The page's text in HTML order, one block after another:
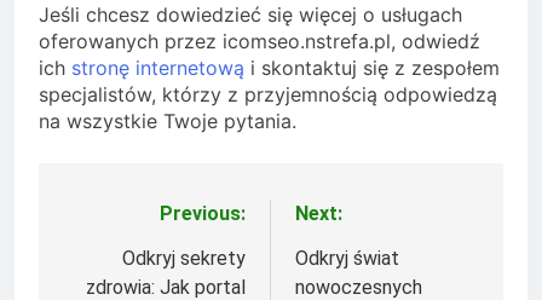
Jeśli chcesz dowiedzieć się więcej o usługach
oferowanych przez icomseo.nstrefa.pl, odwiedź
ich stronę internetową i skontaktuj się z zespołem
specjalistów, którzy z przyjemnością odpowiedzą
na wszystkie Twoje pytania.
Nawigacja
wpisu
Previous:
Odkryj sekrety
zdrowia: Jak portal
Next:
Odkryj świat
nowoczesnych